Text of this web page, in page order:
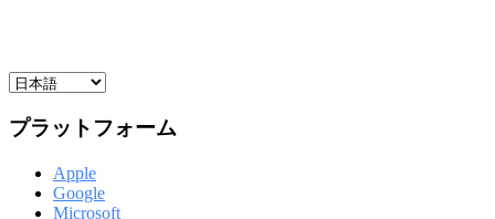
プラットフォーム
Apple
Google
Microsoft